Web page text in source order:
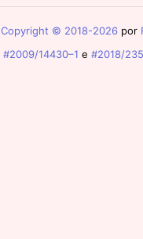
Copyright © 2018-2026 por
#2009/14430–1 e #2018/